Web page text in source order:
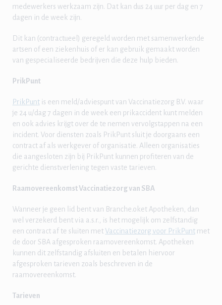
medewerkers werkzaam zijn. Dat kan dus 24 uur per dag en 7
dagen in de week zijn.
Dit kan (contractueel) geregeld worden met samenwerkende
artsen of een ziekenhuis of er kan gebruik gemaakt worden
van gespecialiseerde bedrijven die deze hulp bieden.
PrikPunt
PrikPunt is een meld/adviespunt van Vaccinatiezorg B.V. waar
je 24 u/dag 7 dagen in de week een prikaccident kunt melden
en ook advies krijgt over de te nemen vervolgstappen na een
incident. Voor diensten zoals PrikPunt sluit je doorgaans een
contract af als werkgever of organisatie. Alleen organisaties
die aangesloten zijn bij PrikPunt kunnen profiteren van de
gerichte dienstverlening tegen vaste tarieven.
Raamovereenkomst Vaccinatiezorg van SBA
Wanneer je geen lid bent van Branche.oket Apotheken, dan
wel verzekerd bent via a.s.r., is het mogelijk om zelfstandig
een contract af te sluiten metVaccinatiezorg voor PrikPunt met
de door SBA afgesproken raamovereenkomst. Apotheken
kunnen dit zelfstandig afsluiten en betalen hiervoor
afgesproken tarieven zoals beschreven in de
raamovereenkomst.
Tarieven